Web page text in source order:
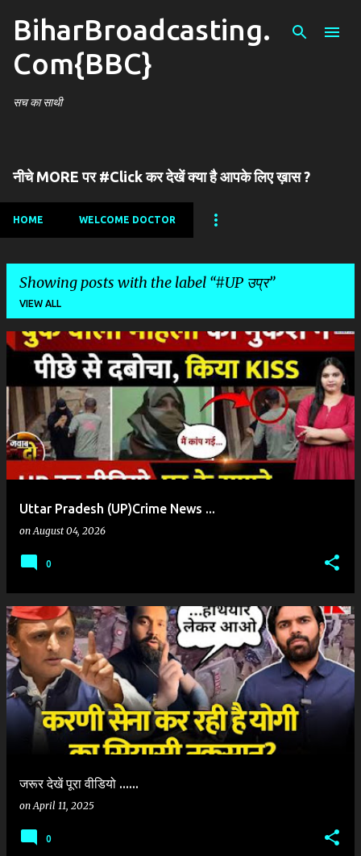
Skip to main content
BiharBroadcasting.
Com{BBC}
सच का साथी
नीचे MORE पर #Click कर देखें क्या है आपके लिए ख़ास ?
HOME WELCOME DOCTOR
Showing posts with the label #UP उप्र
VIEW ALL
o
s
t
s
Uttar Pradesh (UP)Crime News ...
onAugust 04, 2026
0
जरूर देखें पूरा वीडियो ......
onApril 11, 2025
0